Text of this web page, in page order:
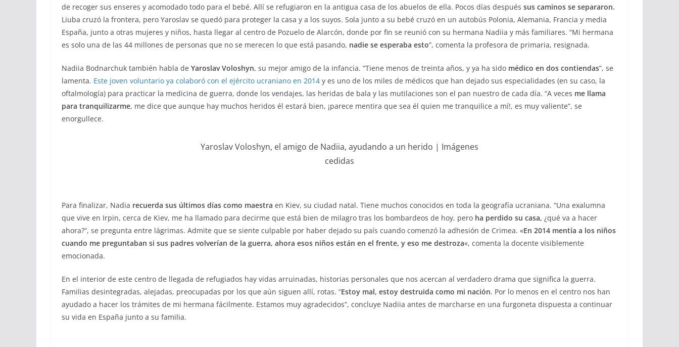
de recoger sus enseres y acomodado todo para el bebé. Allí se refugiaron en la antigua casa de los abuelos de ella. Pocos días después sus caminos se separaron.
Liuba cruzó la frontera, pero Yaroslav se quedó para proteger la casa y a los suyos. Sola junto a su bebé cruzó en un autobús Polonia, Alemania, Francia y media
España, junto a otras mujeres y niños, hasta llegar al centro de Pozuelo de Alarcón, donde por fin se reunió con su hermana Nadiia y más familiares. “Mi hermana
es solo una de las 44 millones de personas que no se merecen lo que está pasando, nadie se esperaba esto”, comenta la profesora de primaria, resignada.
Nadiia Bodnarchuk también habla de Yaroslav Voloshyn, su mejor amigo de la infancia. “Tiene menos de treinta años, y ya ha sido médico en dos contiendas”, se
lamenta. Este joven voluntario ya colaboró con el ejército ucraniano en 2014 y es uno de los miles de médicos que han dejado sus especialidades (en su caso, la
oftalmología) para practicar la medicina de guerra, donde los vendajes, las heridas de bala y las mutilaciones son el pan nuestro de cada día. “A veces me llama
para tranquilizarme, me dice que aunque hay muchos heridos él estará bien, ¡parece mentira que sea él quien me tranquilice a mí!, es muy valiente”, se
enorgullece.
Yaroslav Voloshyn, el amigo de Nadiia, ayudando a un herido | Imágenes
cedidas
Para finalizar, Nadia recuerda sus últimos días como maestra en Kiev, su ciudad natal. Tiene muchos conocidos en toda la geografía ucraniana. “Una exalumna
que vive en Irpin, cerca de Kiev, me ha llamado para decirme que está bien de milagro tras los bombardeos de hoy, pero ha perdido su casa, ¿qué va a hacer
ahora?”, se pregunta entre lágrimas. Admite que se siente culpable por haber dejado su país cuando comenzó la adhesión de Crimea. «En 2014 mentía a los niños
cuando me preguntaban si sus padres volverían de la guerra, ahora esos niños están en el frente, y eso me destroza«, comenta la docente visiblemente
emocionada.
En el interior de este centro de llegada de refugiados hay vidas arruinadas, historias personales que nos acercan al verdadero drama que significa la guerra.
Familias desintegradas, alejadas, preocupadas por los que aún siguen allí, rotas. “Estoy mal, estoy destruida como mi nación. Por lo menos en el centro nos han
ayudado a hacer los trámites de mi hermana fácilmente. Estamos muy agradecidos”, concluye Nadiia antes de marcharse en una furgoneta dispuesta a continuar
su vida en España junto a su familia.